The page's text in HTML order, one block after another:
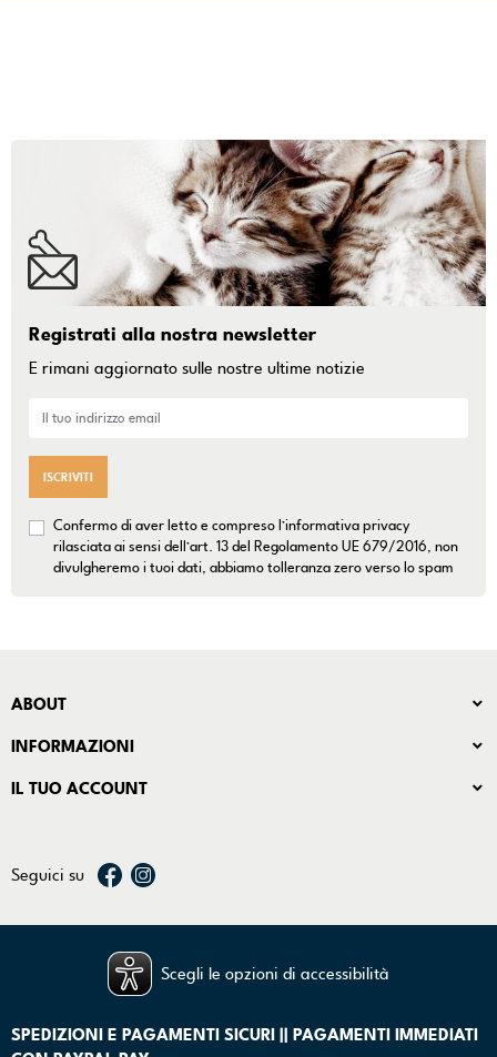
Registrati alla nostra newsletter
E rimani aggiornato sulle nostre ultime notizie
ISCRIVITI
Confermo di aver letto e compreso l’informativa privacy
rilasciata ai sensi dell’art. 13 del Regolamento UE 679/2016, non
divulgheremo i tuoi dati, abbiamo tolleranza zero verso lo spam
ABOUT
INFORMAZIONI
IL TUO ACCOUNT
Seguici su
Scegli le opzioni di accessibilità
SPEDIZIONI E PAGAMENTI SICURI || PAGAMENTI IMMEDIATI